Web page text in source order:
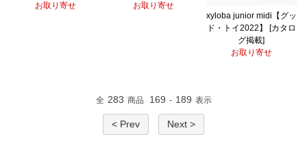
お取り寄せ
お取り寄せ
xyloba junior midi【グッ
ド・トイ2022】 [カタロ
グ掲載]
お取り寄せ
全 283 商品 169 - 189 表示
< Prev Next >